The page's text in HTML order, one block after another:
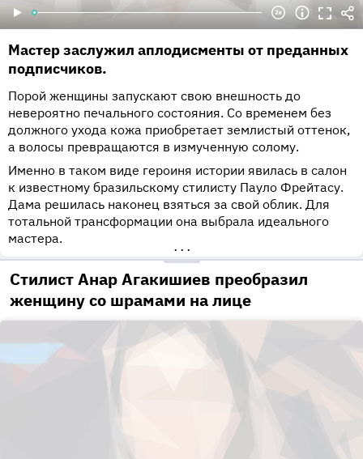
Мастер заслужил аплодисменты от преданных
подписчиков.
Порой женщины запускают свою внешность до
невероятно печального состояния. Со временем без
должного ухода кожа приобретает землистый оттенок,
а волосы превращаются в измученную солому.
Именно в таком виде героиня истории явилась в салон
к известному бразильскому стилисту Пауло Фрейтасу.
Дама решилась наконец взяться за свой облик. Для
тотальной трансформации она выбрала идеального
мастера.
•••
Стилист Анар Агакишиев преобразил
женщину со шрамами на лице